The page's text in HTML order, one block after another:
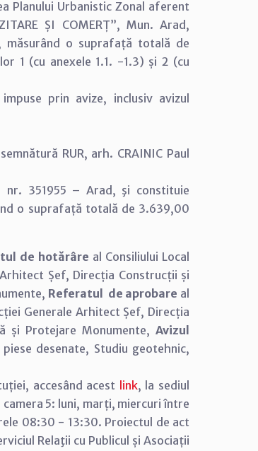
Planului Urbanistic Zonal aferent
ȘI COMERȚ”, Mun. Arad,
măsurând o suprafață totală de
1 (cu anexele 1.1. -1.3) și 2 (cu
prin avize, inclusiv avizul
RUR, arh. CRAINIC Paul
nr. 351955 – Arad, şi constituie
o suprafață totală de 3.639,00
de hotărâre al Consiliului Local
Șef, Direcția Construcții și
Referatul de aprobare al
Generale Arhitect Șef, Direcția
și Protejare Monumente, Avizul
desenate, Studiu geotehnic,
accesând acest link, la sediul
5: luni, marți, miercuri între
08:30 - 13:30. Proiectul de act
Relaţii cu Publicul și Asociații